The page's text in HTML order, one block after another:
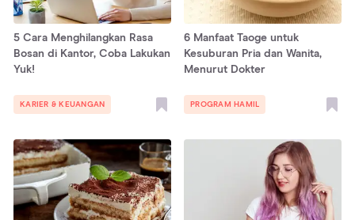
5 Cara Menghilangkan Rasa
Bosan di Kantor, Coba Lakukan
Yuk!
KARIER & KEUANGAN
6 Manfaat Taoge untuk
Kesuburan Pria dan Wanita,
Menurut Dokter
PROGRAM HAMIL